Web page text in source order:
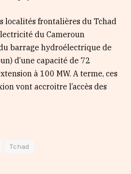
localités frontalières du Tchad
du Cameroun
barrage hydroélectrique de
d’une capacité de 72
à 100 MW. A terme, ces
vont accroitre l’accès des
Tchad